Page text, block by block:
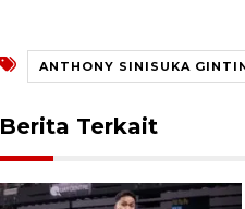
ANTHONY SINISUKA
Berita Terkait